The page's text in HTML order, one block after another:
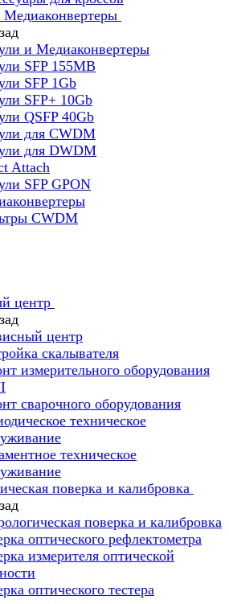
и Медиаконвертеры
SFP 155MB
SFP 1Gb
SFP+ 10Gb
QSFP 40Gb
для CWDM
для DWDM
Attach
SFP GPON
CWDM
центр
центр
скалывателя
измерительного оборудования
сварочного оборудования
техническое
техническое
поверка и калибровка
поверка и калибровка
оптического рефлектометра
измерителя оптической
оптического тестера